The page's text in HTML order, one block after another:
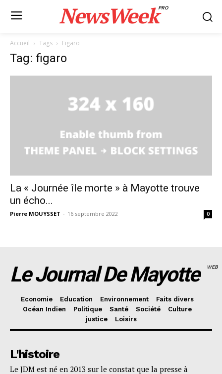
NewsWeekPRO
Accueil Tags Figaro
Tag: figaro
La « Journée île morte » à Mayotte trouve
un écho...
Pierre MOUYSSET - 16 septembre 2022 0
Le Journal De Mayotte WEB
Economie Education Environnement
Faits divers
Océan Indien
Politique Santé Société
Culture
justice
Loisirs
L'histoire
Le JDM est né en 2013 sur le constat que la presse à